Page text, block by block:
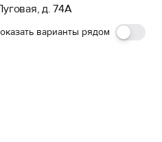
д. 74А
варианты рядом